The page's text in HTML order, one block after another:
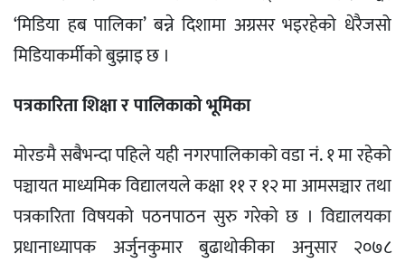
‘मिडिया हब पालिका’ बन्ने दिशामा अग्रसर भइरहेको धेरैजसो
मिडियाकर्मीको बुझाइ छ ।
पत्रकारिता शिक्षा र पालिकाको भूमिका
मोरङमै सबैभन्दा पहिले यही नगरपालिकाको वडा नं. १ मा रहेको
पञ्चायत माध्यमिक विद्यालयले कक्षा ११ र १२ मा आमसञ्चार तथा
पत्रकारिता विषयको पठनपाठन सुरु गरेको छ । विद्यालयका
प्रधानाध्यापक अर्जुनकुमार बुढाथोकीका अनुसार २०७८